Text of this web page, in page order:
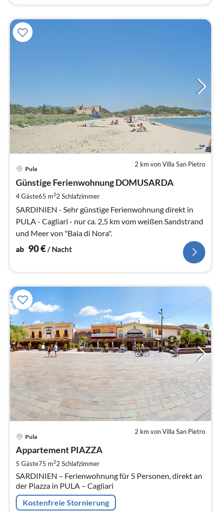
2 km von Villa San Pietro
Pula
Günstige Ferienwohnung DOMUSARDA
4 Gäste65 m22 Schlafzimmer
SARDINIEN - Sehr günstige Ferienwohnung direkt in
PULA - Cagliari - nur ca. 2,5 km vom weißen Sandstrand
und Meer von "Baia di Nora".
ab 90€/ Nacht
2 km von Villa San Pietro
Pula
Appartement PIAZZA
5 Gäste75 m22 Schlafzimmer
SARDINIEN – Ferienwohnung für 5 Personen, direkt an
der Piazza in PULA – Cagliari
Kostenfreie Stornierung